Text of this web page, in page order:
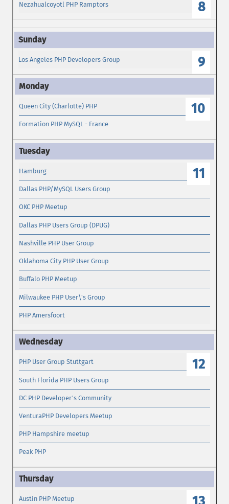
8
Nezahualcoyotl PHP Ramptors
9
Los Angeles PHP Developers Group
10
Queen City (Charlotte) PHP
Formation PHP MySQL - France
11
Hamburg
Dallas PHP/MySQL Users Group
OKC PHP Meetup
Dallas PHP Users Group (DPUG)
Nashville PHP User Group
Oklahoma City PHP User Group
Buffalo PHP Meetup
Milwaukee PHP User\'s Group
PHP Amersfoort
12
PHP User Group Stuttgart
South Florida PHP Users Group
DC PHP Developer's Community
VenturaPHP Developers Meetup
PHP Hampshire meetup
Peak PHP
Austin PHP Meetup